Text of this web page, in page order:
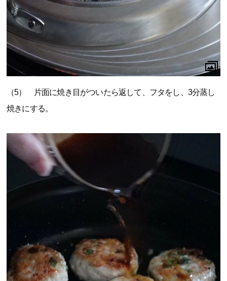
（5） 片面に焼き目がついたら返して、フタをし、3分蒸し
焼きにする。